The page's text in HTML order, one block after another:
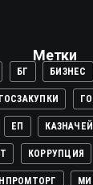
Метки
БГ БИЗНЕС
ГОСЗАКУПКИ
ЕП
КОРРУПЦИЯ